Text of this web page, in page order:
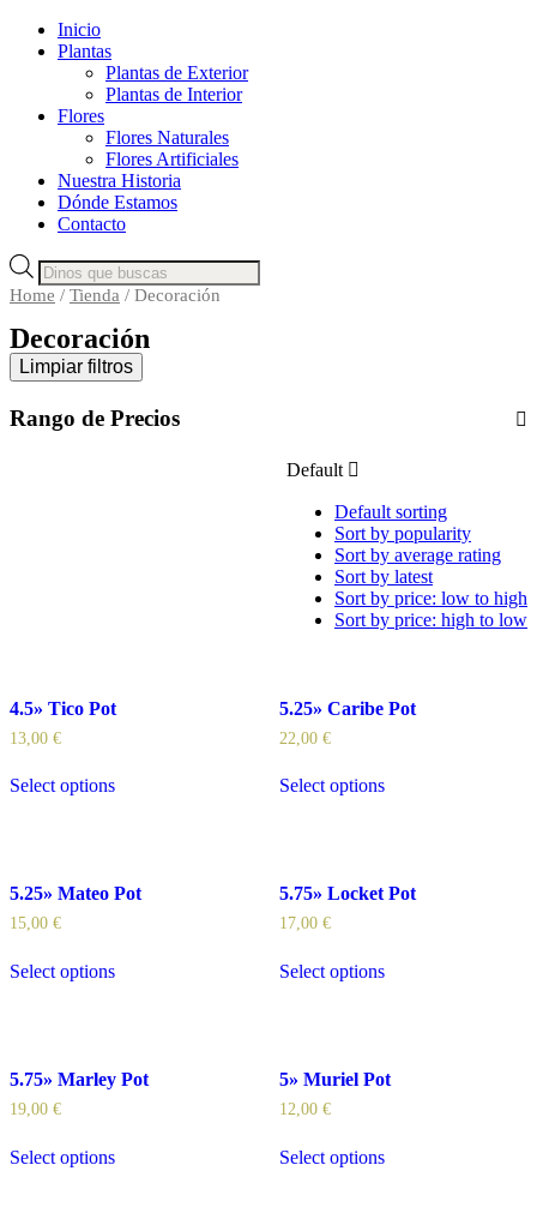
Inicio
Plantas
Plantas de Exterior
Plantas de Interior
Flores
Flores Naturales
Flores Artificiales
Nuestra Historia
Dónde Estamos
Contacto
Products
search
Home / Tienda / Decoración
Decoración
Limpiar filtros
Rango de Precios
Default
Default sorting
Sort by popularity
Sort by average rating
Sort by latest
Sort by price: low to high
Sort by price: high to low
4.5» Tico Pot
13,00 €
Select options
5.25» Caribe Pot
22,00 €
Select options
5.25» Mateo Pot
15,00 €
Select options
5.75» Locket Pot
17,00 €
Select options
5.75» Marley Pot
19,00 €
Select options
5» Muriel Pot
12,00 €
Select options